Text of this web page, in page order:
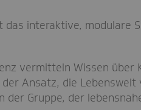
interaktive, modulare
vermitteln Wissen über
Ansatz, die Lebenswelt
Gruppe, der